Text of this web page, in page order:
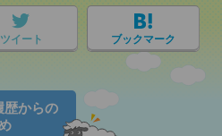
ツイート ブックマーク
歴からの